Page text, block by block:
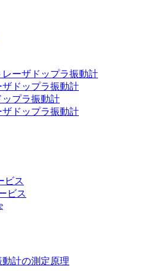
ーザドップラ振動計
ドップラ振動計
プラ振動計
ドップラ振動計
ビス
ビス
計の測定原理